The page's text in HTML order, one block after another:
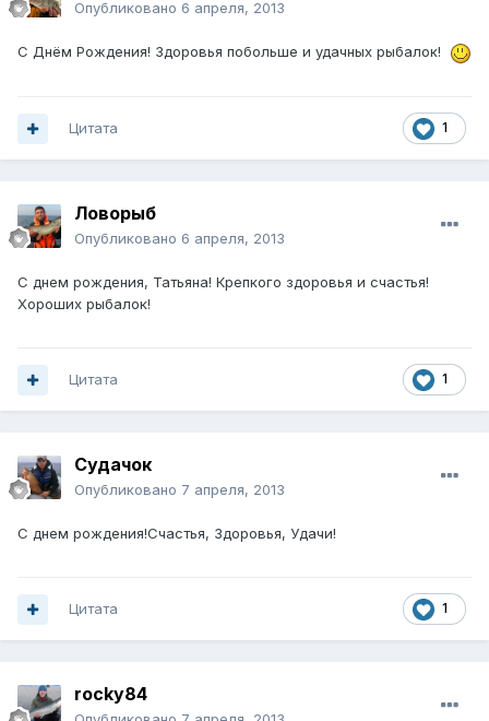
Опубликовано 6 апреля, 2013
С Днём Рождения! Здоровья побольше и удачных рыбалок!
1
Цитата
Ловорыб
Опубликовано 6 апреля, 2013
С днем рождения, Татьяна! Крепкого здоровья и счастья!
Хороших рыбалок!
1
Цитата
Судачок
Опубликовано 7 апреля, 2013
С днем рождения!Счастья, Здоровья, Удачи!
1
Цитата
rocky84